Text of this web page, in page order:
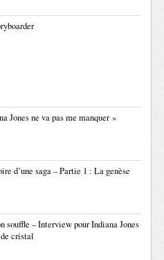
Jones ne va pas me manquer »
d’une saga – Partie 1 : La genèse
souffle – Interview pour Indiana Jones
cristal